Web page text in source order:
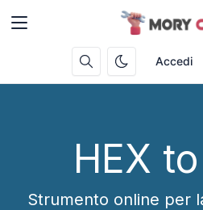
Accedi
HEX
Strumento online per